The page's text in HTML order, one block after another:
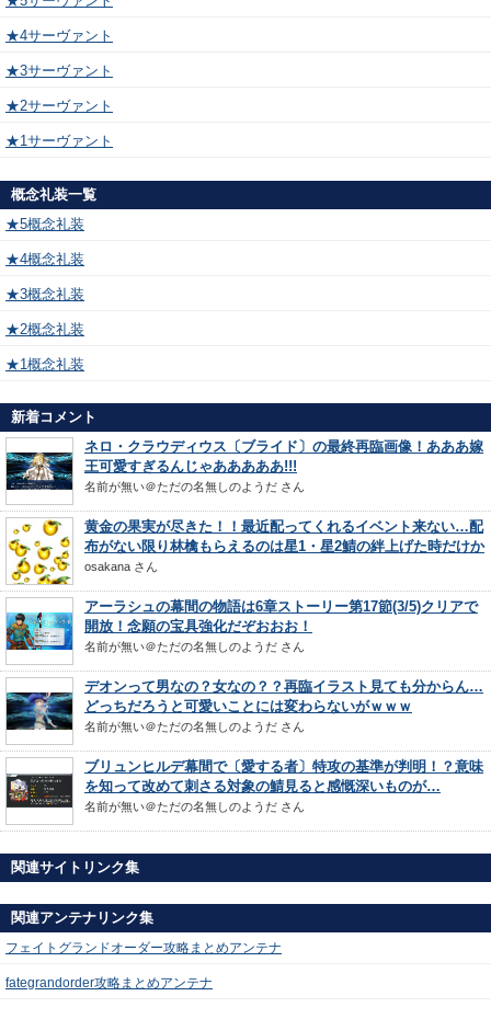
★4サーヴァント
★3サーヴァント
★2サーヴァント
★1サーヴァント
概念礼装一覧
★5概念礼装
★4概念礼装
★3概念礼装
★2概念礼装
★1概念礼装
新着コメント
ネロ・クラウディウス〔ブライド〕の最終再臨画像！あああ嫁
王可愛すぎるんじゃあああああ!!!
名前が無い＠ただの名無しのようだ さん
黄金の果実が尽きた！！最近配ってくれるイベント来ない…配
布がない限り林檎もらえるのは星1・星2鯖の絆上げた時だけか
osakana さん
アーラシュの幕間の物語は6章ストーリー第17節(3/5)クリアで
開放！念願の宝具強化だぞおおお！
名前が無い＠ただの名無しのようだ さん
デオンって男なの？女なの？？再臨イラスト見ても分からん…
どっちだろうと可愛いことには変わらないがｗｗｗ
名前が無い＠ただの名無しのようだ さん
ブリュンヒルデ幕間で〔愛する者〕特攻の基準が判明！？意味
を知って改めて刺さる対象の鯖見ると感慨深いものが…
名前が無い＠ただの名無しのようだ さん
関連サイトリンク集
関連アンテナリンク集
フェイトグランドオーダー攻略まとめアンテナ
fategrandorder攻略まとめアンテナ